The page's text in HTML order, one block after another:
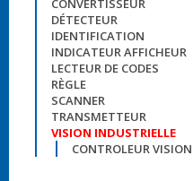
CONVERTISSEUR
DÉTECTEUR
IDENTIFICATION
INDICATEUR AFFICHEUR
LECTEUR DE CODES
RÈGLE
SCANNER
TRANSMETTEUR
VISION INDUSTRIELLE
CONTROLEUR